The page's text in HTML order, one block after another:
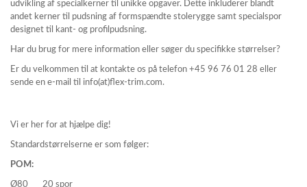
udvikling af specialkerner til unikke opgaver. Dette inkluderer blandt
andet kerner til pudsning af formspændte stolerygge samt specialspor
designet til kant- og profilpudsning.
Har du brug for mere information eller søger du specifikke størrelser?
Er du velkommen til at kontakte os på telefon +45 96 76 01 28 eller
sende en e-mail til info(at)flex-trim.com.
Vi er her for at hjælpe dig!
Standardstørrelserne er som følger:
POM:
Ø80 20 spor